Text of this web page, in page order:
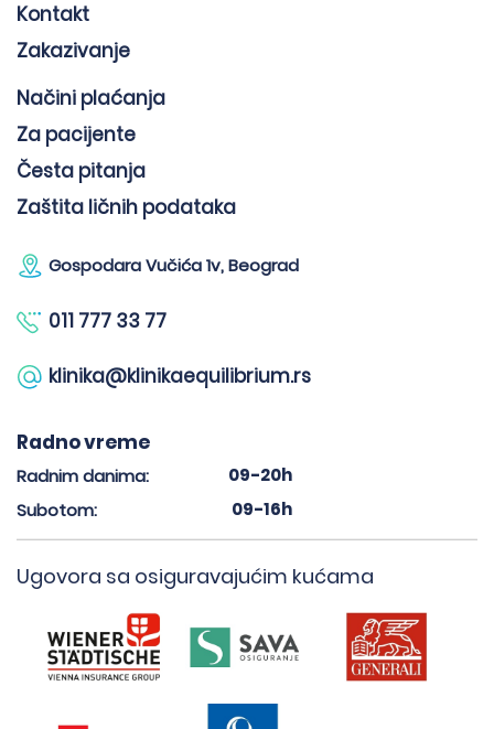
Kontakt
Zakazivanje
Načini plaćanja
Za pacijente
Česta pitanja
Zaštita ličnih podataka
Gospodara Vučića 1v, Beograd
011 777 33 77
klinika@klinikaequilibrium.rs
Radno vreme
Radnim danima:
09-20h
Subotom:
09-16h
Ugovora sa osiguravajućim kućama